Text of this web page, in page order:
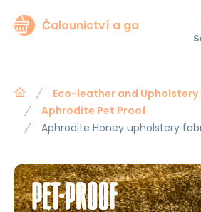
Čalounictví a ga
Eco-leather and Upholstery
Aphrodite Pet Proof
Aphrodite Honey upholstery